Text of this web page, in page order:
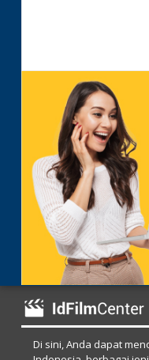
Di sini, Anda dapat